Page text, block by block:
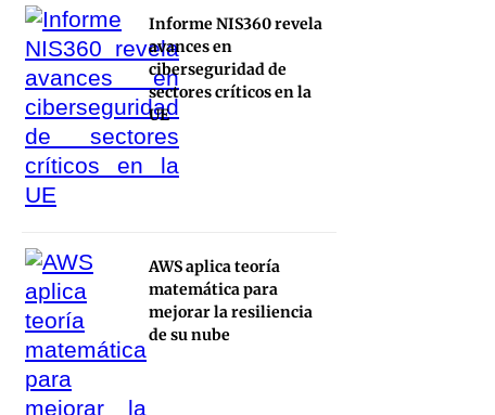
Informe NIS360 revela
avances en
ciberseguridad de
sectores críticos en la
UE
AWS aplica teoría
matemática para
mejorar la resiliencia
de su nube